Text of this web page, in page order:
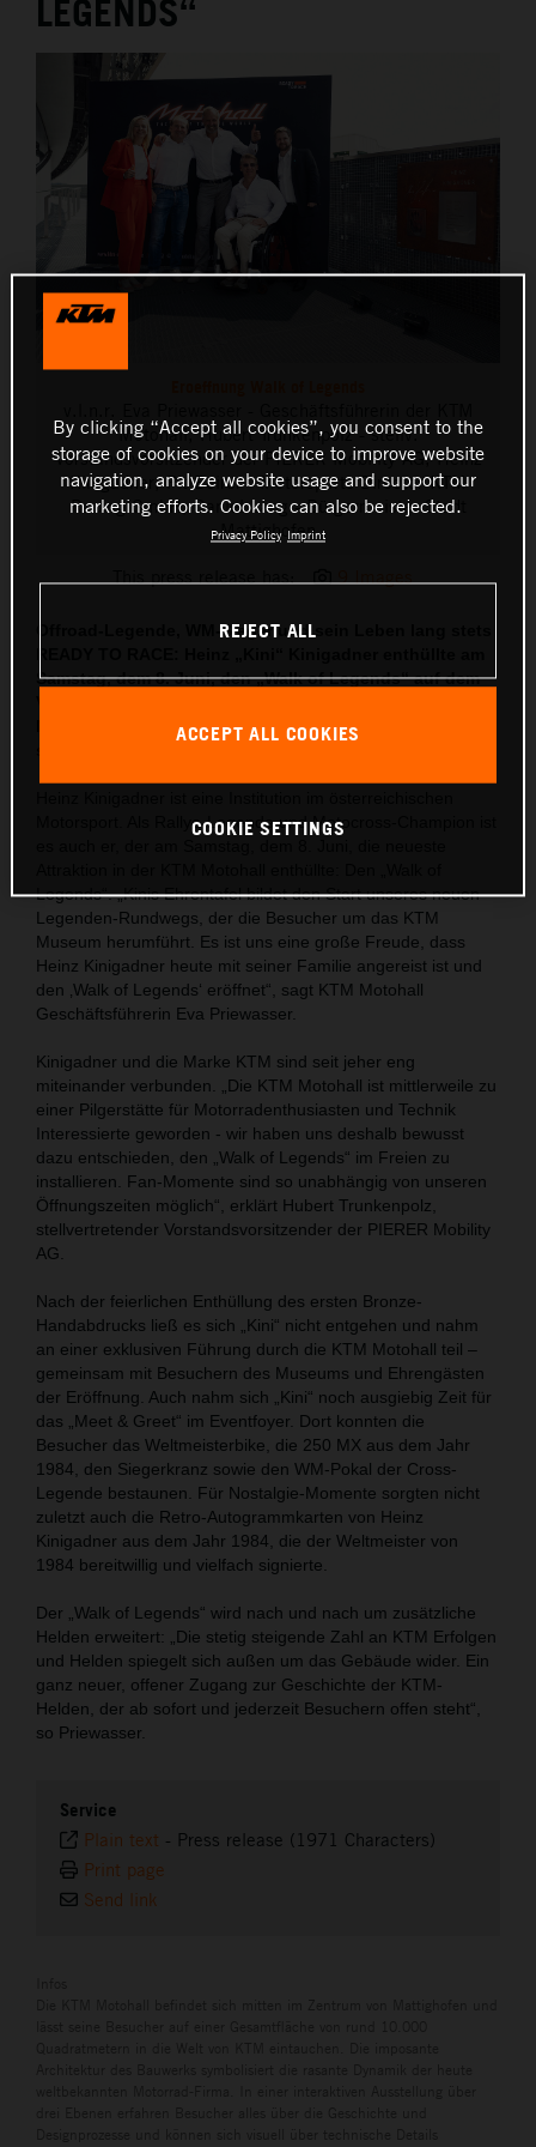
LEGENDS“
Motohall, Hubert Trunkenpolz - stellv.
Vorstandsvorsitzender der PIERER Mobility AG, Heinz
Kinigadner, Pit Beirer - Motorsports Director KTM
Racing GmbH, Daniel Lang - Bürgermeister Stadt
Mattighofen
Offroad-Legende, WM-Sieger und sein Leben lang stets
Samstag, dem 8. Juni, den „Walk of Legends“ auf dem
Name am Beginn dieses Rundwegs stehen darf“, zeigt
Motorsport. Als Rallye-Legende und Motocross-Champion ist
Legends“. „Kinis Ehrentafel bildet den Start unseres neuen
Legenden-Rundwegs, der die Besucher um das KTM
Museum herumführt. Es ist uns eine große Freude, dass
Heinz Kinigadner heute mit seiner Familie angereist ist und
den ‚Walk of Legends‘ eröffnet“, sagt KTM Motohall
Geschäftsführerin Eva Priewasser.
Kinigadner und die Marke KTM sind seit jeher eng
miteinander verbunden. „Die KTM Motohall ist mittlerweile zu
einer Pilgerstätte für Motorradenthusiasten und Technik
Interessierte geworden - wir haben uns deshalb bewusst
dazu entschieden, den „Walk of Legends“ im Freien zu
installieren. Fan-Momente sind so unabhängig von unseren
Öffnungszeiten möglich“, erklärt Hubert Trunkenpolz,
stellvertretender Vorstandsvorsitzender der PIERER Mobility
AG.
Nach der feierlichen Enthüllung des ersten Bronze-
Handabdrucks ließ es sich „Kini“ nicht entgehen und nahm
an einer exklusiven Führung durch die KTM Motohall teil –
gemeinsam mit Besuchern des Museums und Ehrengästen
der Eröffnung. Auch nahm sich „Kini“ noch ausgiebig Zeit für
das „Meet & Greet“ im Eventfoyer. Dort konnten die
Besucher das Weltmeisterbike, die 250 MX aus dem Jahr
1984, den Siegerkranz sowie den WM-Pokal der Cross-
Legende bestaunen. Für Nostalgie-Momente sorgten nicht
zuletzt auch die Retro-Autogrammkarten von Heinz
Kinigadner aus dem Jahr 1984, die der Weltmeister von
1984 bereitwillig und vielfach signierte.
Der „Walk of Legends“ wird nach und nach um zusätzliche
Helden erweitert: „Die stetig steigende Zahl an KTM Erfolgen
und Helden spiegelt sich außen um das Gebäude wider. Ein
ganz neuer, offener Zugang zur Geschichte der KTM-
Helden, der ab sofort und jederzeit Besuchern offen steht“,
so Priewasser.
Service
Plain text - Press release (1971 Characters)
Print page
Send link
By clicking “Accept all cookies”, you consent to the
storage of cookies on your device to improve website
navigation, analyze website usage and support our
marketing efforts. Cookies can also be rejected.
Privacy Policy Imprint
REJECT ALL
ACCEPT ALL COOKIES
COOKIE SETTINGS